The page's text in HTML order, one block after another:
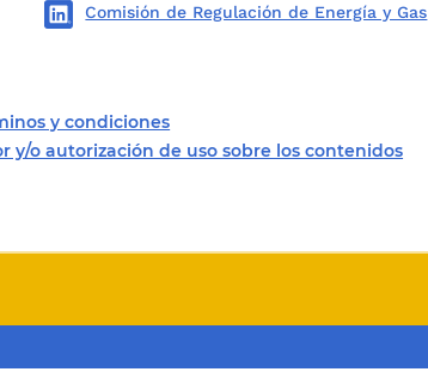
Comisión de Regulación de Energía y Gas
y condiciones
y/o autorización de uso sobre los contenidos